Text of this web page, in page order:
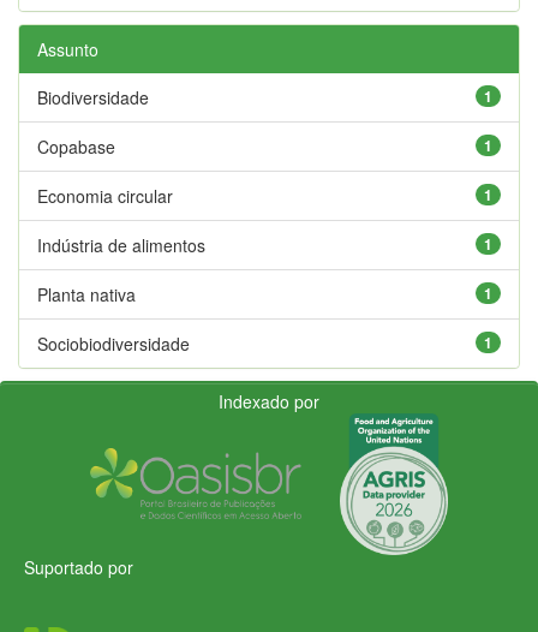
Assunto
1
Biodiversidade
1
Copabase
1
Economia circular
1
Indústria de alimentos
1
Planta nativa
1
Sociobiodiversidade
Indexado por
Suportado por